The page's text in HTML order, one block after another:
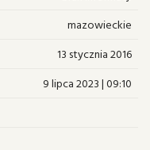
mazowieckie
13 stycznia 2016
9 lipca 2023 | 09:10